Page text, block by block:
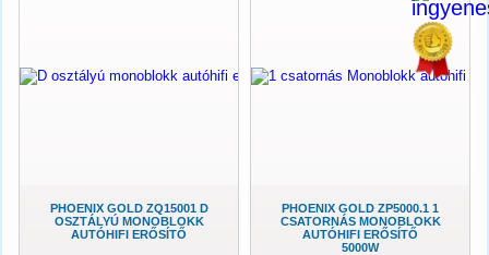
PHOENIX GOLD ZQ15001 D
OSZTÁLYÚ MONOBLOKK
AUTÓHIFI ERŐSÍTŐ
PHOENIX GOLD ZP5000.1 1
CSATORNÁS MONOBLOKK
AUTÓHIFI ERŐSÍTŐ
5000W